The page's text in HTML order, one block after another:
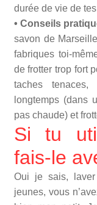
durée de vie de
• Conseils
savon de
fabriques toi-
de frotter trop fort
taches
longtemps (dans
pas chaude) et
Si tu
fais-le
Oui je sais,
jeunes, vous